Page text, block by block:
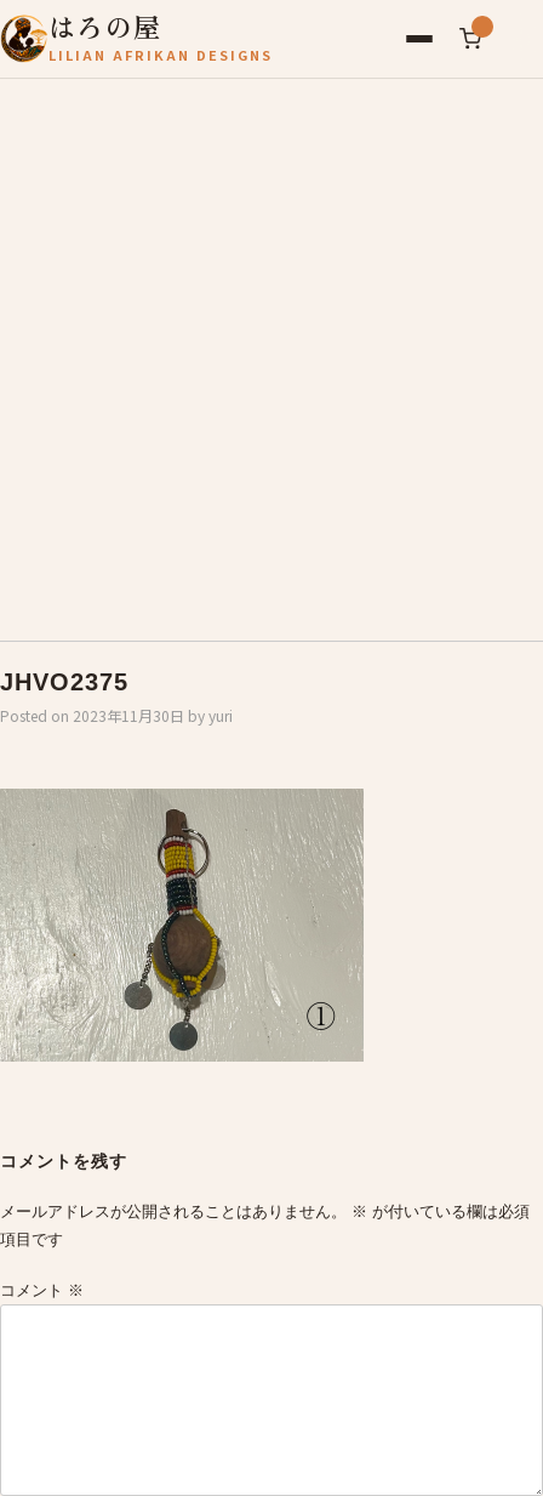
はろの屋
LILIAN AFRIKAN DESIGNS
JHVO2375
Posted on 2023年11月30日 byyuri
navigation
コメントを残す
メールアドレスが公開されることはありません。 ※ が付いている欄は必須
項目です
コメント ※